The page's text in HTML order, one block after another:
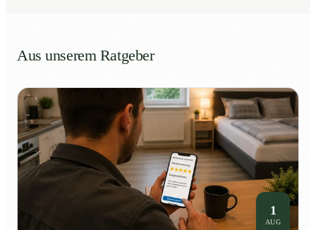
Aus unserem Ratgeber
1
AUG